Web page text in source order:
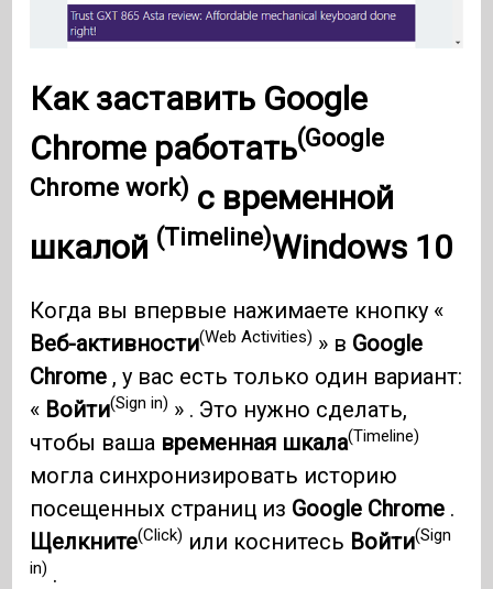
Как заставить Google
Chrome работать(Google
Chrome work) с временной
шкалой (Timeline)Windows 10
Когда вы впервые нажимаете кнопку «
Веб-активности(Web Activities) » в Google
Chrome , у вас есть только один вариант:
« Войти(Sign in) » . Это нужно сделать,
чтобы ваша временная шкала(Timeline)
могла синхронизировать историю
посещенных страниц из Google Chrome .
Щелкните(Click) или коснитесь Войти(Sign
in) .